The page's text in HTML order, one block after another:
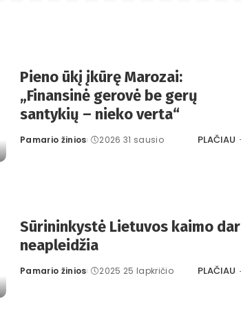
Pieno ūkį įkūrę Marozai:
„Finansinė gerovė be gerų
santykių – nieko verta“
Posted
Pamario žinios 2026 31 sausio PLAČIAU
Sūrininkystė Lietuvos kaimo dar
neapleidžia
Posted
Pamario žinios 2025 25 lapkričio PLAČIAU